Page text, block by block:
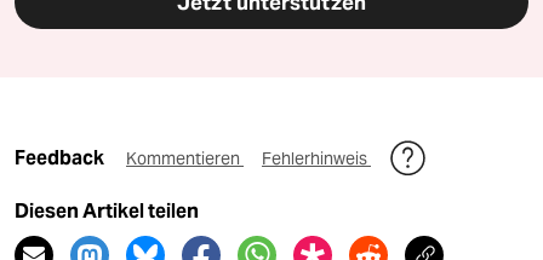
Feedback Kommentieren Fehlerhinweis
Diesen Artikel teilen